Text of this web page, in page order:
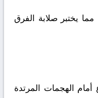
يختبر صلابة الفرق
الهجمات المرتدة